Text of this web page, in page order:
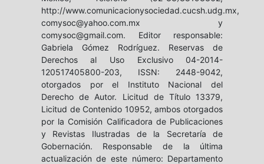
http://www.comunicacionysociedad.cucsh.udg.mx,
comysoc@yahoo.com.mx y
comysoc@gmail.com. Editor responsable:
Gabriela Gómez Rodríguez. Reservas de
Derechos al Uso Exclusivo 04-2014-
120517405800-203, ISSN: 2448-9042,
otorgados por el Instituto Nacional del
Derecho de Autor. Licitud de Título 13379,
Licitud de Contenido 10952, ambos otorgados
por la Comisión Calificadora de Publicaciones
y Revistas Ilustradas de la Secretaría de
Gobernación. Responsable de la última
actualización de este número: Departamento